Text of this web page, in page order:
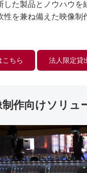
した製品とノウハウを
性を兼ね備えた映像制
こちら 法人限定貸
作向けソリュ